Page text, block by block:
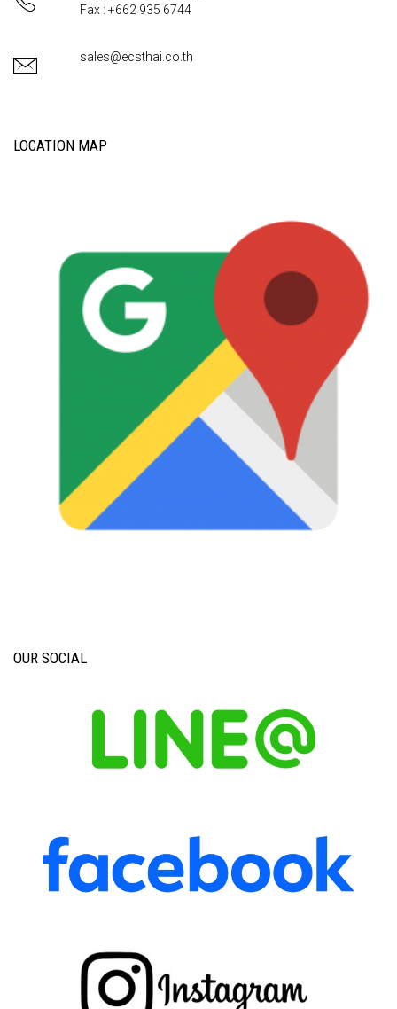
Fax : +662 935 6744
sales@ecsthai.co.th
LOCATION MAP
OUR SOCIAL